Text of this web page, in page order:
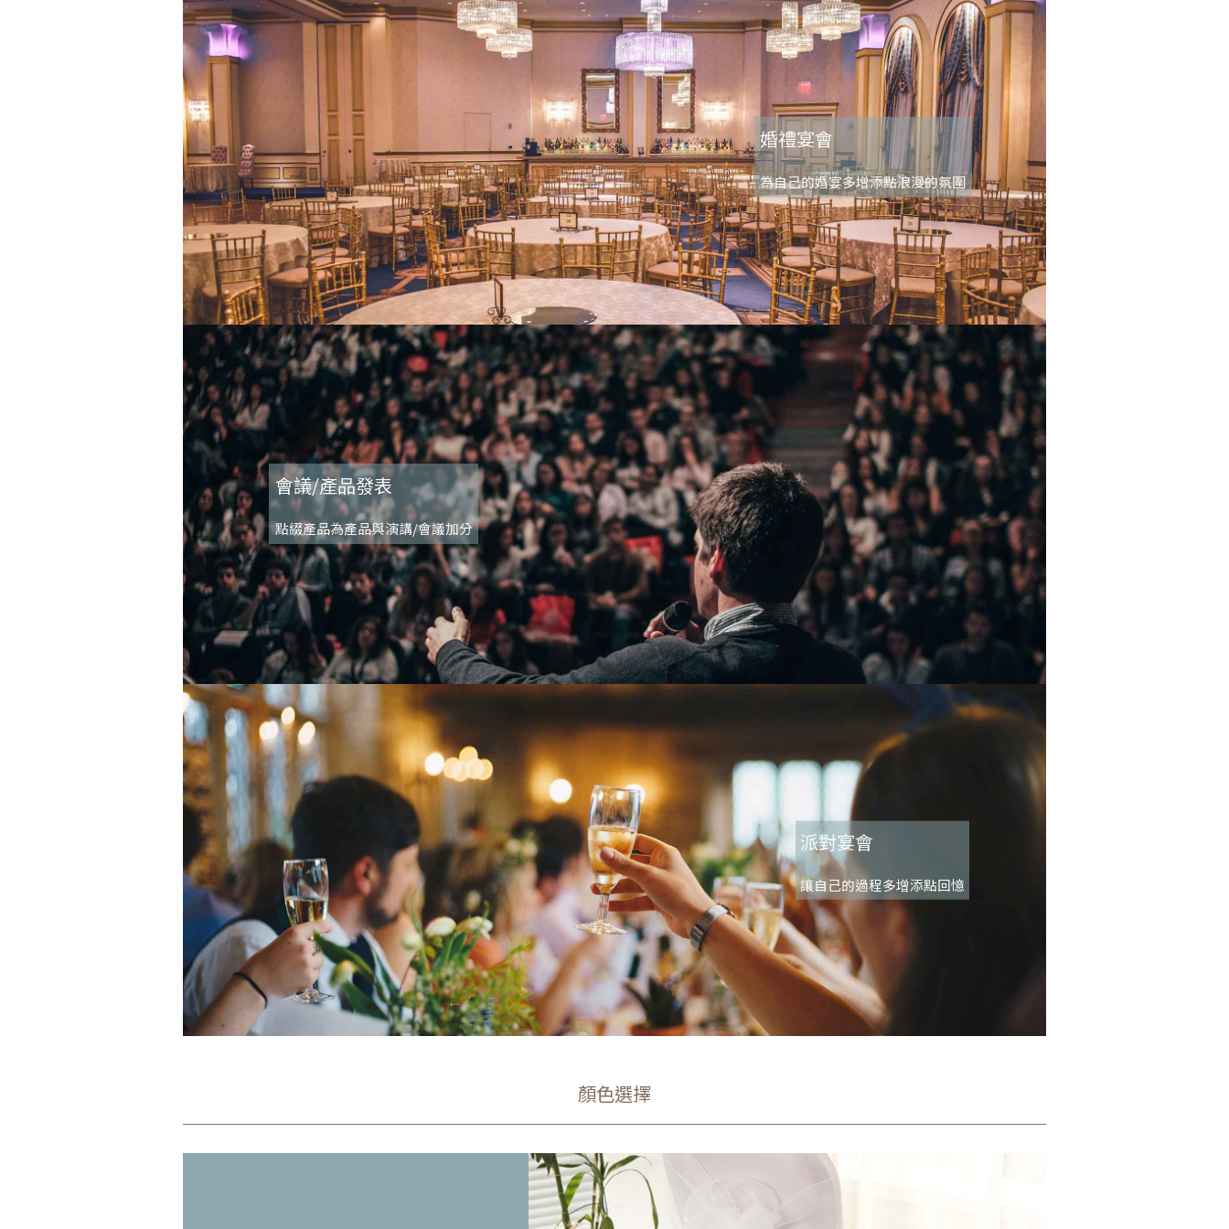
婚禮宴會
為自己的婚宴多增添點浪漫的氛圍
會議/產品發表
點綴產品為產品與演講/會議加分
派對宴會
讓自己的過程多增添點回憶
顏色選擇